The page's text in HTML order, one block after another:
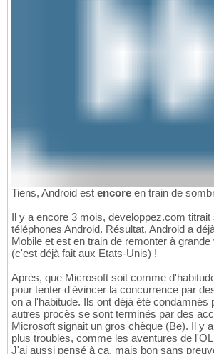
Tiens, Android est encore en train de
Il y a encore 3 mois, developpez.com
téléphones Android. Résultat, Android a
Mobile et est en train de remonter à
(c'est déjà fait aux Etats-Unis) !
Après, que Microsoft soit comme
pour tenter d'évincer la concurrence par
on a l'habitude. Ils ont déjà été condamnés
autres procès se sont terminés par des
Microsoft signait un gros chèque (Be). Il y
plus troubles, comme les aventures de
J'ai aussi pensé à ça, mais bon sans